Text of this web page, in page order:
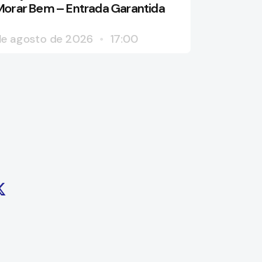
Bem – Entrada Garantida
agosto de 2026 17:00